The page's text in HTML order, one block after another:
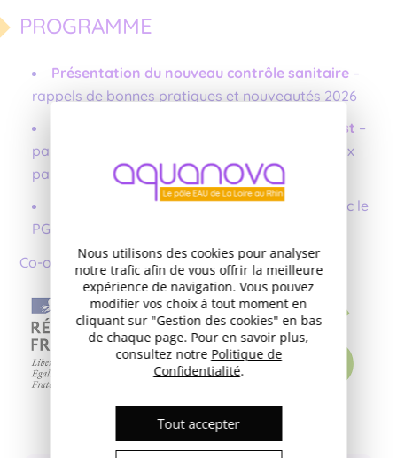
PROGRAMME
Présentation du nouveau contrôle sanitaire –
rappels de bonnes pratiques et nouveautés 2026
Bilan 2024 de la qualité de l’eau en Grand Est –
paramètres habituels et perspectives (nouveaux
paramètres et PFAS)
autosurveillancede l’exploitant et lien avec le
PGSSE
Co-organisé avec :
Nous utilisons des cookies pour analyser
notre trafic afin de vous offrir la meilleure
expérience de navigation. Vous pouvez
modifier vos choix à tout moment en
cliquant sur "Gestion des cookies" en bas
de chaque page. Pour en savoir plus,
consultez notre Politique de
Confidentialité.
Tout accepter